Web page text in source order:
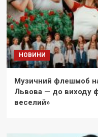
НОВИНИ
Музичний флешмоб на
Львова — до виходу
веселий»